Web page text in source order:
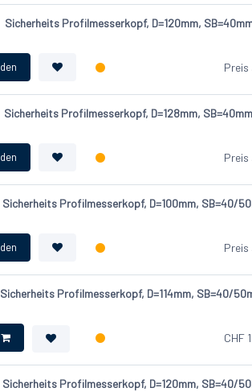
Sicherheits Profilmesserkopf, D=120mm,
Sicherheits Profilmesserkopf, D=128mm,
Sicherheits Profilmesserkopf, D=100mm, SB=40/
Sicherheits Profilmesserkopf, D=114mm, SB=40/
CHF
Sicherheits Profilmesserkopf, D=120mm, SB=40/